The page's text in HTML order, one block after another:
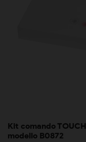
Kit comando
modello B0872